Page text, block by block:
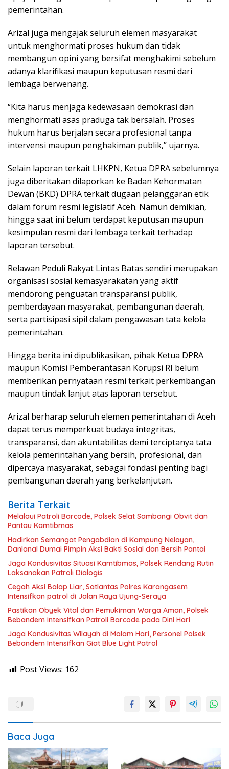
pemerintahan.
Arizal juga mengajak seluruh elemen masyarakat
untuk menghormati proses hukum dan tidak
membangun opini yang bersifat menghakimi sebelum
adanya klarifikasi maupun keputusan resmi dari
lembaga berwenang.
“Kita harus menjaga kedewasaan demokrasi dan
menghormati asas praduga tak bersalah. Proses
hukum harus berjalan secara profesional tanpa
intervensi maupun penghakiman publik,” ujarnya.
Selain laporan terkait LHKPN, Ketua DPRA sebelumnya
juga diberitakan dilaporkan ke Badan Kehormatan
Dewan (BKD) DPRA terkait dugaan pelanggaran etik
dalam forum resmi legislatif Aceh. Namun demikian,
hingga saat ini belum terdapat keputusan maupun
kesimpulan resmi dari lembaga terkait terhadap
laporan tersebut.
Relawan Peduli Rakyat Lintas Batas sendiri merupakan
organisasi sosial kemasyarakatan yang aktif
mendorong penguatan transparansi publik,
pemberdayaan masyarakat, pembangunan daerah,
serta partisipasi sipil dalam pengawasan tata kelola
pemerintahan.
Hingga berita ini dipublikasikan, pihak Ketua DPRA
maupun Komisi Pemberantasan Korupsi RI belum
memberikan pernyataan resmi terkait perkembangan
maupun tindak lanjut atas laporan tersebut.
Arizal berharap seluruh elemen pemerintahan di Aceh
dapat terus memperkuat budaya integritas,
transparansi, dan akuntabilitas demi terciptanya tata
kelola pemerintahan yang bersih, profesional, dan
dipercaya masyarakat, sebagai fondasi penting bagi
pembangunan daerah yang berkelanjutan.
Berita Terkait
Melalaui Patroli Barcode, Polsek Selat Sambangi Obvit dan
Pantau Kamtibmas
Hadirkan Semangat Pengabdian di Kampung Nelayan,
Danlanal Dumai Pimpin Aksi Bakti Sosial dan Bersih Pantai
Jaga Kondusivitas Situasi Kamtibmas, Polsek Rendang Rutin
Laksanakan Patroli Dialogis
Cegah Aksi Balap Liar, Satlantas Polres Karangasem
Intensifkan patrol di Jalan Raya Ujung-Seraya
Pastikan Obyek Vital dan Pemukiman Warga Aman, Polsek
Bebandem Intensifkan Patroli Barcode pada Dini Hari
Jaga Kondusivitas Wilayah di Malam Hari, Personel Polsek
Bebandem Intensifkan Giat Blue Light Patrol
Post Views: 162
Baca Juga